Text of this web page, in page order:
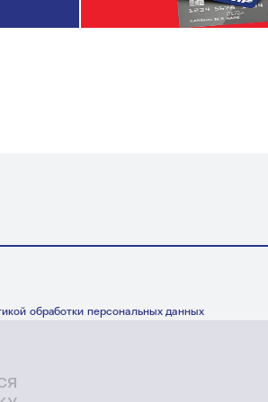
обработки персональных данных